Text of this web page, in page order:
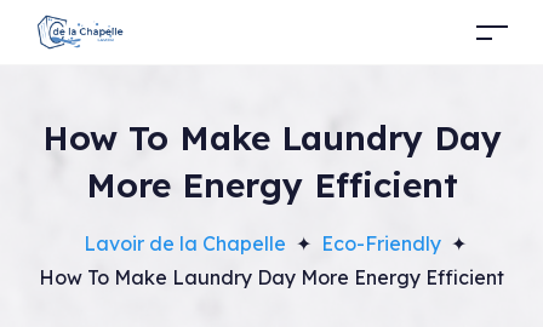
How To Make Laundry Day
More Energy Efficient
Lavoir de la Chapelle ✦ Eco-Friendly ✦
How To Make Laundry Day More Energy Efficient